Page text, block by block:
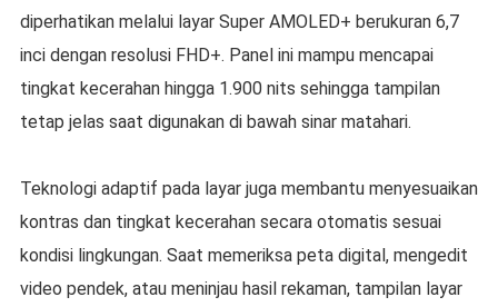
diperhatikan melalui layar Super AMOLED+ berukuran 6,7
inci dengan resolusi FHD+. Panel ini mampu mencapai
tingkat kecerahan hingga 1.900 nits sehingga tampilan
tetap jelas saat digunakan di bawah sinar matahari.
Teknologi adaptif pada layar juga membantu menyesuaikan
kontras dan tingkat kecerahan secara otomatis sesuai
kondisi lingkungan. Saat memeriksa peta digital, mengedit
video pendek, atau meninjau hasil rekaman, tampilan layar